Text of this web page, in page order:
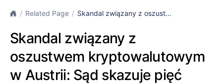
Related Page Skandal związany z oszust...
Skandal związany z
oszustwem kryptowalutowym
w Austrii: Sąd skazuje pięć